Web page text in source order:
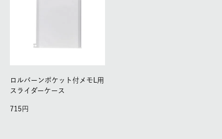
ロルバーンポケット付メモL用
スライダーケース
715